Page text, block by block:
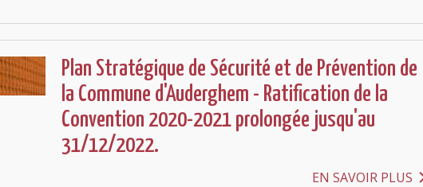
Plan Stratégique de Sécurité et de Prévention de
la Commune d'Auderghem - Ratification de la
Convention 2020-2021 prolongée jusqu'au
31/12/2022.
EN SAVOIR PLUS